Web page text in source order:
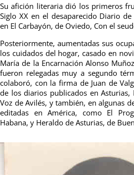
Su afición literaria dió los primeros
Siglo XX en el desaparecido Diario
en El Carbayón, de Oviedo, Con el
Posteriormente, aumentadas sus
los cuidados del hogar, casado en
María de la Encarnación Alonso
fueron relegadas muy a segundo
colaboró, con la firma de Juan de
de los diarios publicados en Asturias,
Voz de Avilés, y también, en algunas
editadas en América, como El
Habana, y Heraldo de Asturias, de